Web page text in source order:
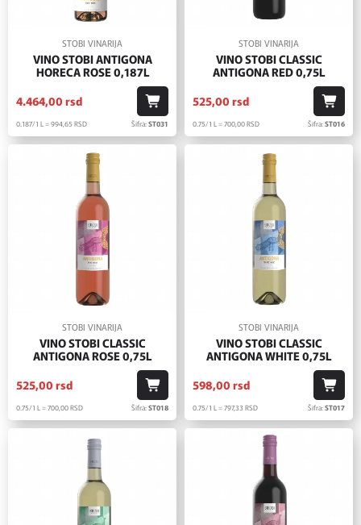
STOBI VINARIJA
VINO STOBI ANTIGONA
HORECA ROSE 0,187L
4.464,00 rsd
0.187/1 L = 994,65 RSD Šifra:ST031
STOBI VINARIJA
VINO STOBI CLASSIC
ANTIGONA RED 0,75L
525,00 rsd
0.75/1 L = 700,00RSD Šifra:ST016
STOBI VINARIJA
VINO STOBI CLASSIC
ANTIGONA ROSE 0,75L
525,00 rsd
0.75/1 L = 700,00RSD Šifra:ST018
STOBI VINARIJA
VINO STOBI CLASSIC
ANTIGONA WHITE 0,75L
598,00 rsd
0.75/1 L = 797,33 RSD Šifra:ST017